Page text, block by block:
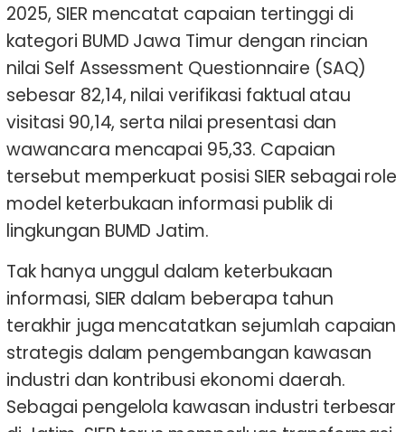
2025, SIER mencatat capaian tertinggi di
kategori BUMD Jawa Timur dengan rincian
nilai Self Assessment Questionnaire (SAQ)
sebesar 82,14, nilai verifikasi faktual atau
visitasi 90,14, serta nilai presentasi dan
wawancara mencapai 95,33. Capaian
tersebut memperkuat posisi SIER sebagai role
model keterbukaan informasi publik di
lingkungan BUMD Jatim.
Tak hanya unggul dalam keterbukaan
informasi, SIER dalam beberapa tahun
terakhir juga mencatatkan sejumlah capaian
strategis dalam pengembangan kawasan
industri dan kontribusi ekonomi daerah.
Sebagai pengelola kawasan industri terbesar